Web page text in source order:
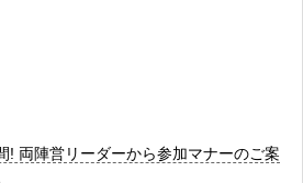
! 両陣営リーダーから参加マナーのご案